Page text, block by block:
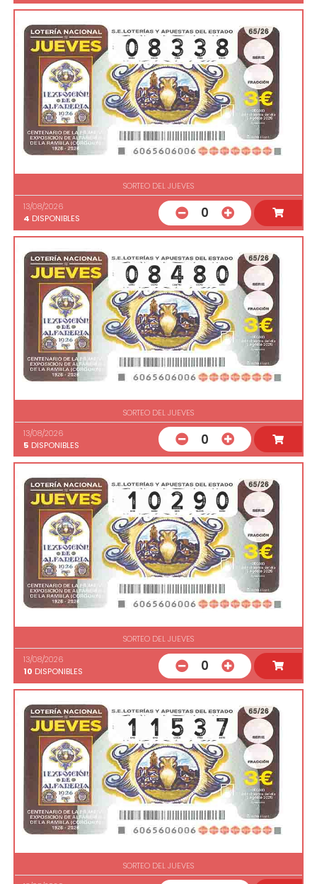
SORTEO DEL JUEVES
13/08/2026
4 DISPONIBLES 0
SORTEO DEL JUEVES
13/08/2026
5 DISPONIBLES 0
SORTEO DEL JUEVES
13/08/2026
10 DISPONIBLES 0
SORTEO DEL JUEVES